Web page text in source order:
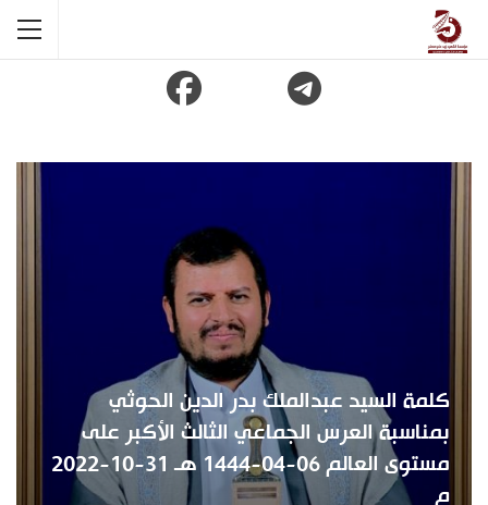
كلمة السيد عبدالملك بدر الدين الحوثي
بمناسبة العرس الجماعي الثالث الأكبر على
مستوى العالم 06-04-1444 هـ 31-10-2022
م